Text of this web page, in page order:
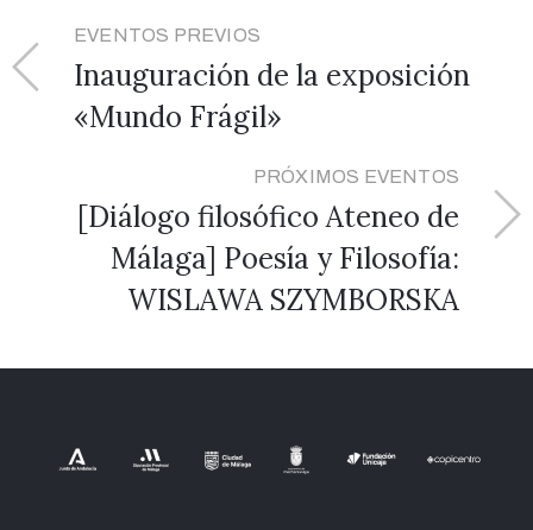
EVENTOS PREVIOS
Inauguración de la exposición
«Mundo Frágil»
PRÓXIMOS EVENTOS
[Diálogo filosófico Ateneo de
Málaga] Poesía y Filosofía:
WISLAWA SZYMBORSKA